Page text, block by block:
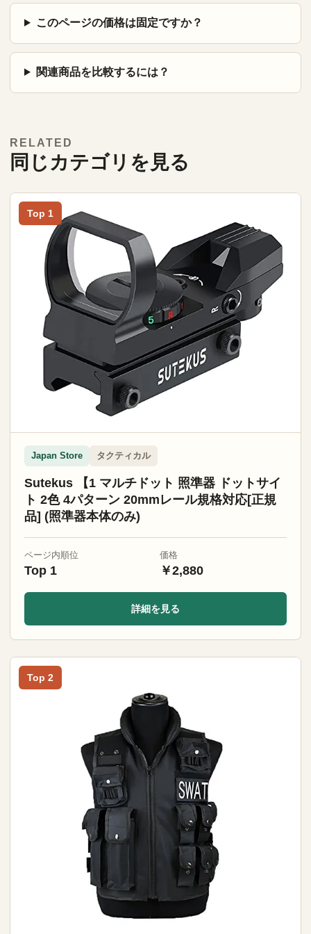
このページの価格は固定ですか？
関連商品を比較するには？
RELATED
同じカテゴリを見る
Top 1
Japan Store タクティカル
Sutekus 【1 マルチドット 照準器 ドットサイ
ト 2色 4パターン 20mmレール規格対応[正規
品] (照準器本体のみ)
ページ内順位
Top 1
価格
￥2,880
詳細を見る
Top 2